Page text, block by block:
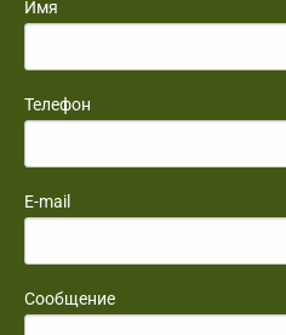
Имя
Телефон
E-mail
Сообщение